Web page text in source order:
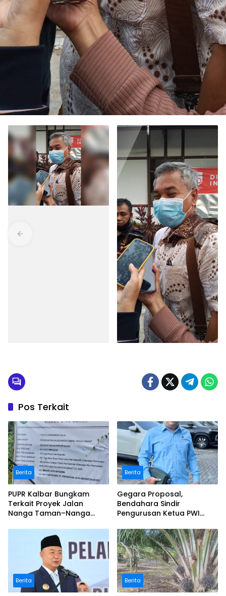
Pos Terkait
Berita
PUPR Kalbar Bungkam
Terkait Proyek Jalan
Nanga Taman–Nanga
Bermasalah
Berita
Gegara Proposal,
Bendahara Sindir
Pengurusan Ketua PWI
Berita Berita